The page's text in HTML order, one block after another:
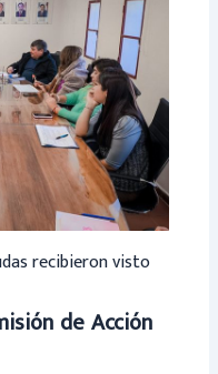
recibieron visto
de Acción